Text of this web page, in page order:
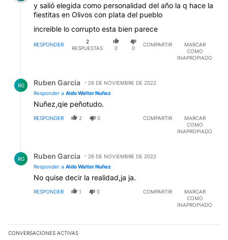
y salió elegida como personalidad del año la q hace la
fiestitas en Olivos con plata del pueblo
increible lo corrupto esta bien parece
RESPONDER
2
RESPUESTAS
0 0
COMPARTIR
MARCAR
COMO
INAPROPIADO
RG Ruben Garcia
26 DE NOVIEMBRE DE 2022
Responder a Aldo Walter Nuñez
Nuñez,qie peñotudo.
RESPONDER 2 0 COMPARTIR
MARCAR
COMO
INAPROPIADO
RG Ruben Garcia
26 DE NOVIEMBRE DE 2022
Responder a Aldo Walter Nuñez
No quise decir la realidad,ja ja.
RESPONDER 1 0 COMPARTIR
MARCAR
COMO
INAPROPIADO
CONVERSACIONES ACTIVAS